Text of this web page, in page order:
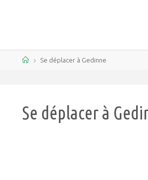
Se déplacer à Gedinne
Se déplacer à